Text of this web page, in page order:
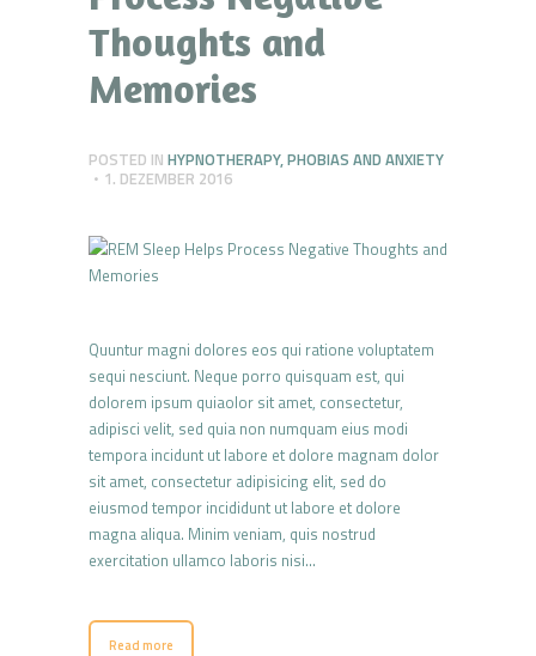
Thoughts and
Memories
POSTED IN HYPNOTHERAPY,PHOBIAS AND ANXIETY
1. DEZEMBER 2016
Quuntur magni dolores eos qui ratione voluptatem
sequi nesciunt. Neque porro quisquam est, qui
dolorem ipsum quiaolor sit amet, consectetur,
adipisci velit, sed quia non numquam eius modi
tempora incidunt ut labore et dolore magnam dolor
sit amet, consectetur adipisicing elit, sed do
eiusmod tempor incididunt ut labore et dolore
magna aliqua. Minim veniam, quis nostrud
exercitation ullamco laboris nisi…
Read more